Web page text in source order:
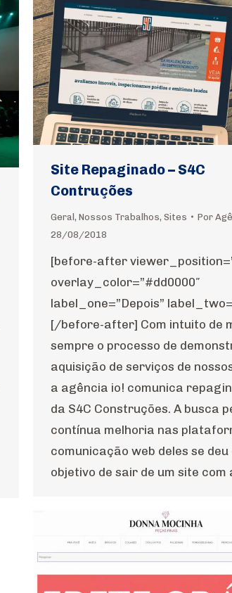
Site Repaginado – S4C
Contruções
Geral, Nossos Trabalhos, Sites Por
28/08/2018
[before-after
overlay_color=”#dd0000″
label_one=”Depois”
[/before-after] Com intuito de
sempre o processo de
aquisição de serviços de
a agência io! comunica
da S4C Construções. A busca
contínua melhoria nas
comunicação web deles se deu
objetivo de sair de um site com